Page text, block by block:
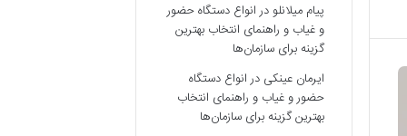
پیام میلانلو درانواع دستگاه حضور
و غیاب و راهنمای انتخاب بهترین
گزینه برای سازمان‌ها
ایرمان عینکی درانواع دستگاه
حضور و غیاب و راهنمای انتخاب
بهترین گزینه برای سازمان‌ها